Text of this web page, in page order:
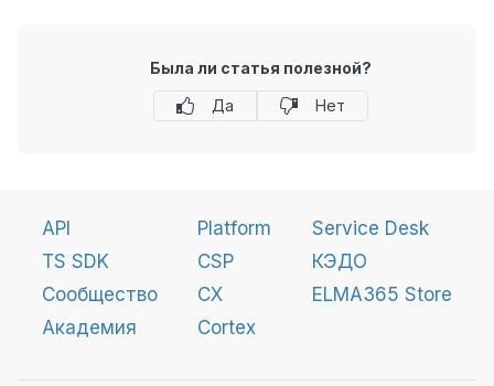
Была ли статья полезной?
Да
Нет
API
TS SDK
Сообщество
Академия
Platform
CSP
CX
Cortex
Service Desk
КЭДО
ELMA365 Store